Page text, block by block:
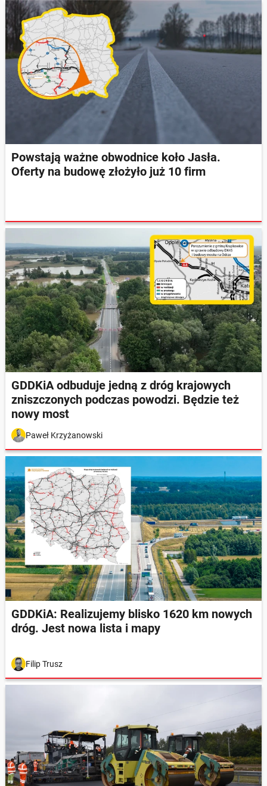
Powstają ważne obwodnice koło Jasła.
Oferty na budowę złożyło już 10 firm
GDDKiA odbuduje jedną z dróg krajowych
zniszczonych podczas powodzi. Będzie też
nowy most
Paweł Krzyżanowski
GDDKiA: Realizujemy blisko 1620 km nowych
dróg. Jest nowa lista i mapy
Filip Trusz